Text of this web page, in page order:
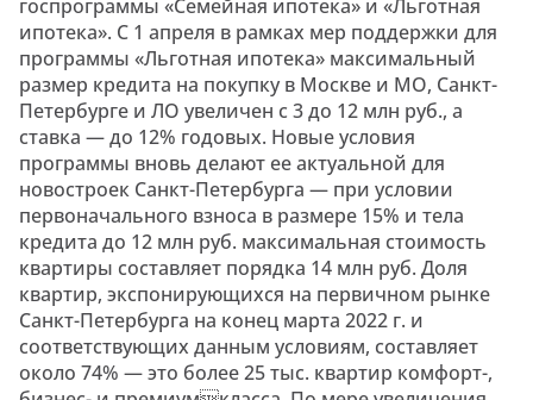
госпрограммы «Семейная ипотека» и «Льготная
ипотека». С 1 апреля в рамках мер поддержки для
программы «Льготная ипотека» максимальный
размер кредита на покупку в Москве и МО, Санкт-
Петербурге и ЛО увеличен с 3 до 12 млн руб., а
ставка — до 12% годовых. Новые условия
программы вновь делают ее актуальной для
новостроек Санкт-Петербурга — при условии
первоначального взноса в размере 15% и тела
кредита до 12 млн руб. максимальная стоимость
квартиры составляет порядка 14 млн руб. Доля
квартир, экспонирующихся на первичном рынке
Санкт-Петербурга на конец марта 2022 г. и
соответствующих данным условиям, составляет
около 74% — это более 25 тыс. квартир комфорт-,